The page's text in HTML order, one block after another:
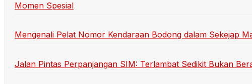
Momen Spesial
Mengenali Pelat Nomor Kendaraan Bodong dalam Sekejap
Jalan Pintas Perpanjangan SIM: Terlambat Sedikit Bukan